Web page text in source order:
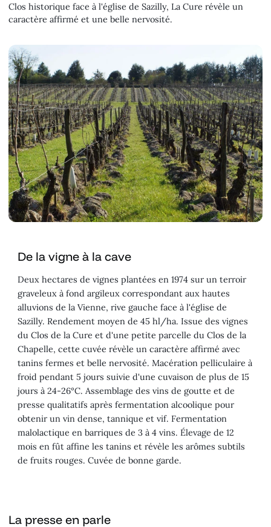
Clos historique face à l'église de Sazilly, La Cure révèle un
caractère affirmé et une belle nervosité.
De la vigne à la cave
Deux hectares de vignes plantées en 1974 sur un terroir
graveleux à fond argileux correspondant aux hautes
alluvions de la Vienne, rive gauche face à l'église de
Sazilly. Rendement moyen de 45 hl/ha. Issue des vignes
du Clos de la Cure et d'une petite parcelle du Clos de la
Chapelle, cette cuvée révèle un caractère affirmé avec
tanins fermes et belle nervosité. Macération pelliculaire à
froid pendant 5 jours suivie d'une cuvaison de plus de 15
jours à 24-26°C. Assemblage des vins de goutte et de
presse qualitatifs après fermentation alcoolique pour
obtenir un vin dense, tannique et vif. Fermentation
malolactique en barriques de 3 à 4 vins. Élevage de 12
mois en fût affine les tanins et révèle les arômes subtils
de fruits rouges. Cuvée de bonne garde.
La presse en parle